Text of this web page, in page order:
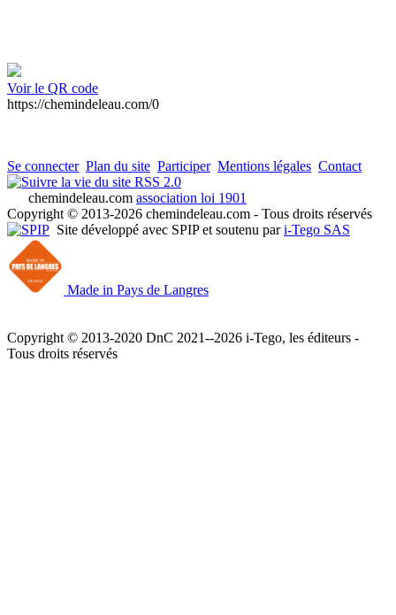
Voir le QR code
https://chemindeleau.com/0
Se connecter Plan du site Participer Mentions légales Contact
RSS 2.0
chemindeleau.com association loi 1901
Copyright © 2013-2026 chemindeleau.com - Tous droits réservés
Site développé avec SPIP et soutenu pari-Tego SAS
Made in Pays de Langres
Copyright © 2013-2020 DnC 2021--2026 i-Tego, les éditeurs -
Tous droits réservés